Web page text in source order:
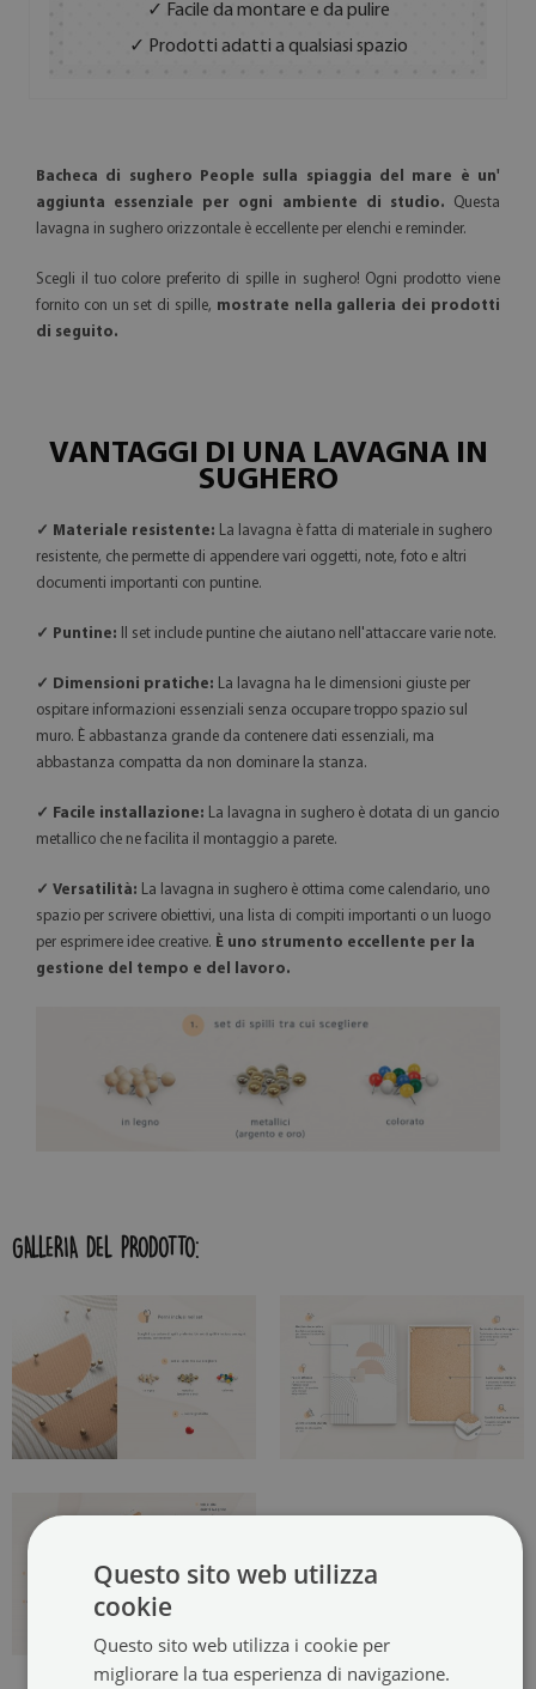
✓ Facile da montare e da pulire
✓ Prodotti adatti a qualsiasi spazio
Bacheca di sughero People sulla spiaggia del mare è un'
aggiunta essenziale per ogni ambiente di studio. Questa
lavagna in sughero orizzontale è eccellente per elenchi e reminder.
Scegli il tuo colore preferito di spille in sughero! Ogni prodotto viene
fornito con un set di spille, mostrate nella galleria dei prodotti
di seguito.
VANTAGGI DI UNA LAVAGNA IN
SUGHERO
✓ Materiale resistente: La lavagna è fatta di materiale in sughero
resistente, che permette di appendere vari oggetti, note, foto e altri
documenti importanti con puntine.
✓ Puntine: Il set include puntine che aiutano nell'attaccare varie note.
✓ Dimensioni pratiche: La lavagna ha le dimensioni giuste per
ospitare informazioni essenziali senza occupare troppo spazio sul
muro. È abbastanza grande da contenere dati essenziali, ma
abbastanza compatta da non dominare la stanza.
✓ Facile installazione: La lavagna in sughero è dotata di un gancio
metallico che ne facilita il montaggio a parete.
✓ Versatilità: La lavagna in sughero è ottima come calendario, uno
spazio per scrivere obiettivi, una lista di compiti importanti o un luogo
per esprimere idee creative. È uno strumento eccellente per la
gestione del tempo e del lavoro.
GALLERIA DEL PRODOTTO:
Questo sito web utilizza
cookie
Questo sito web utilizza i cookie per
migliorare la tua esperienza di navigazione.